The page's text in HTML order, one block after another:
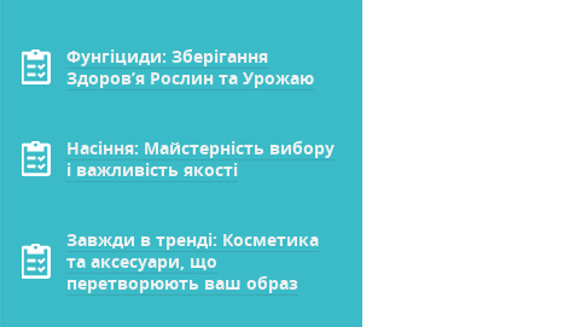
Фунгіциди: Зберігання
Здоров’я Рослин та Урожаю
Насіння: Майстерність вибору
і важливість якості
Завжди в тренді: Косметика
та аксесуари, що
перетворюють ваш образ